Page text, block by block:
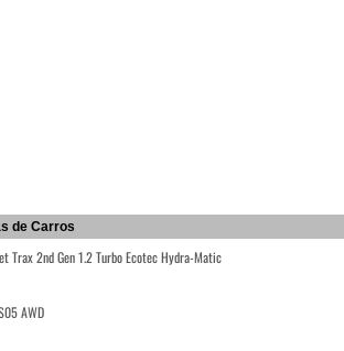
de Carros
Trax 2nd Gen 1.2 Turbo Ecotec Hydra-Matic
AWD